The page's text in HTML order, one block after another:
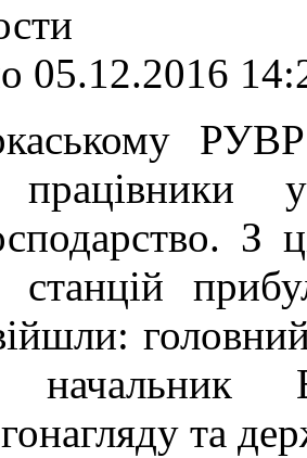
05.12.2016
РУВР
працівники
станцій
та